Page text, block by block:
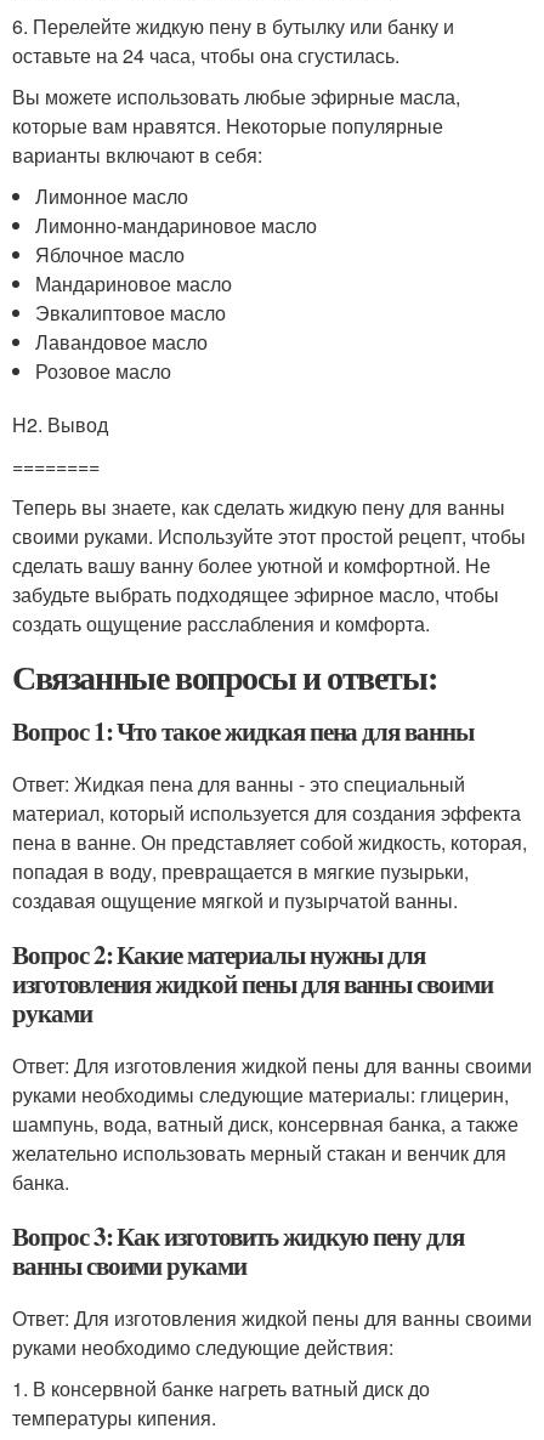
6. Перелейте жидкую пену в бутылку или банку и
оставьте на 24 часа, чтобы она сгустилась.
Вы можете использовать любые эфирные масла,
которые вам нравятся. Некоторые популярные
варианты включают в себя:
Лимонное масло
Лимонно-мандариновое масло
Яблочное масло
Мандариновое масло
Эвкалиптовое масло
Лавандовое масло
Розовое масло
H2. Вывод
========
Теперь вы знаете, как сделать жидкую пену для ванны
своими руками. Используйте этот простой рецепт, чтобы
сделать вашу ванну более уютной и комфортной. Не
забудьте выбрать подходящее эфирное масло, чтобы
создать ощущение расслабления и комфорта.
Связанные вопросы и ответы:
Вопрос 1: Что такое жидкая пена для ванны
Ответ: Жидкая пена для ванны - это специальный
материал, который используется для создания эффекта
пена в ванне. Он представляет собой жидкость, которая,
попадая в воду, превращается в мягкие пузырьки,
создавая ощущение мягкой и пузырчатой ванны.
Вопрос 2: Какие материалы нужны для
изготовления жидкой пены для ванны своими
руками
Ответ: Для изготовления жидкой пены для ванны своими
руками необходимы следующие материалы: глицерин,
шампунь, вода, ватный диск, консервная банка, а также
желательно использовать мерный стакан и венчик для
банка.
Вопрос 3: Как изготовить жидкую пену для
ванны своими руками
Ответ: Для изготовления жидкой пены для ванны своими
руками необходимо следующие действия:
1. В консервной банке нагреть ватный диск до
температуры кипения.